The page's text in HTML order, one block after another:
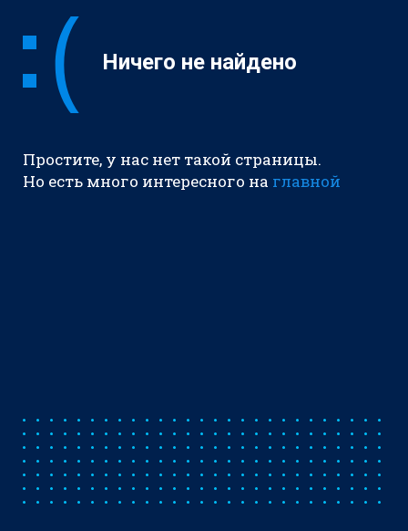
Ничего не найдено
Простите, у нас нет такой страницы.
Но есть много интересного на главной